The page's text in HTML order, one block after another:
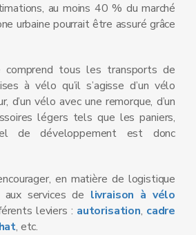
au moins 40 % du marché
urbaine pourrait être assuré grâce
comprend tous les transports de
à vélo qu’il s’agisse d’un vélo
d’un vélo avec une remorque, d’un
légers tels que les paniers,
de développement est donc
en matière de logistique
aux services de livraison à vélo
leviers : autorisation, cadre
, etc.